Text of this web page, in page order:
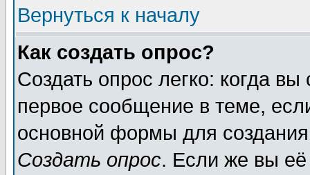
Вернуться к началу
Как создать опрос?
Создать опрос легко: когда
первое сообщение в теме,
основной формы для
Создать опрос. Если же вы её